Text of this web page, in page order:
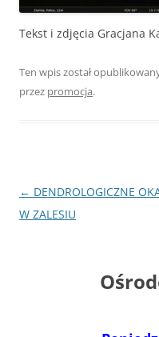
Tekst i zdjęcia Gracjana
Ten wpis został
przez promocja.
Nawigacja
wpisu
← DENDROLOGICZNE
W ZALESIU